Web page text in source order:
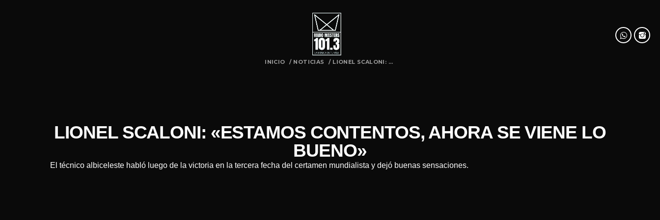
INICIO / NOTICIAS / LIONEL SCALONI: ...
LIONEL SCALONI: «ESTAMOS CONTENTOS, AHORA SE VIENE LO
BUENO»
El técnico albiceleste habló luego de la victoria en la tercera fecha del certamen mundialista y dejó buenas sensaciones.